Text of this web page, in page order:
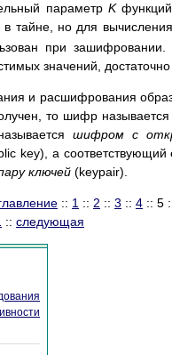
параметрK
в тайне, но для
при
значений,
и расшифрования
то шифр называется
шифром с
key), а
ключей (keypair).
:: 1 :: 2 :: 3 :: 4 :: 5
:: следующая